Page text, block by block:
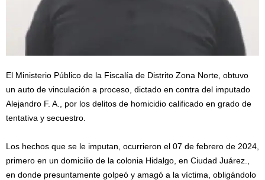
El Ministerio Público de la Fiscalía de Distrito Zona Norte, obtuvo
un auto de vinculación a proceso, dictado en contra del imputado
Alejandro F. A., por los delitos de homicidio calificado en grado de
tentativa y secuestro.
Los hechos que se le imputan, ocurrieron el 07 de febrero de 2024,
primero en un domicilio de la colonia Hidalgo, en Ciudad Juárez.,
en donde presuntamente golpeó y amagó a la víctima, obligándolo